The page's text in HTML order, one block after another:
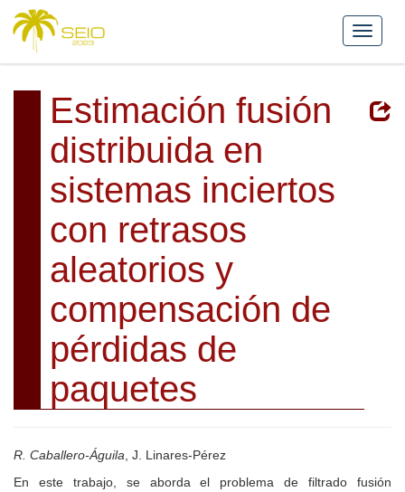
Estimación fusión
distribuida en
sistemas inciertos
con retrasos
aleatorios y
compensación de
pérdidas de
paquetes
R. Caballero-Águila , J. Linares-Pérez
En este trabajo, se aborda el problema de filtrado fusión